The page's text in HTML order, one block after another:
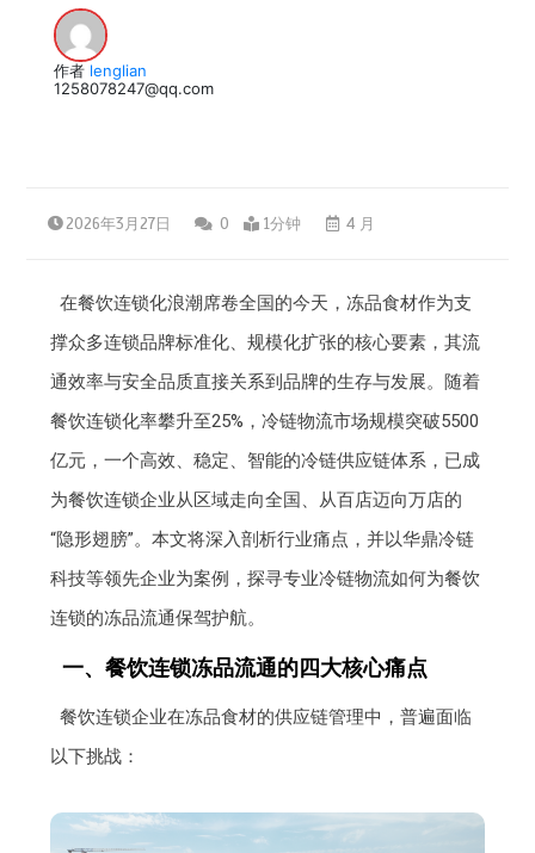
作者 lenglian
1258078247@qq.com
2026年3月27日 0 1分钟 4 月
在餐饮连锁化浪潮席卷全国的今天，冻品食材作为支
撑众多连锁品牌标准化、规模化扩张的核心要素，其流
通效率与安全品质直接关系到品牌的生存与发展。随着
餐饮连锁化率攀升至25%，冷链物流市场规模突破5500
亿元，一个高效、稳定、智能的冷链供应链体系，已成
为餐饮连锁企业从区域走向全国、从百店迈向万店的
“隐形翅膀”。本文将深入剖析行业痛点，并以华鼎冷链
科技等领先企业为案例，探寻专业冷链物流如何为餐饮
连锁的冻品流通保驾护航。
一、餐饮连锁冻品流通的四大核心痛点
餐饮连锁企业在冻品食材的供应链管理中，普遍面临
以下挑战：